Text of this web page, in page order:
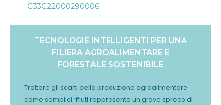
C33C22000290006
TECNOLOGIE INTELLIGENTI PER UNA
FILIERA AGROALIMENTARE E
FORESTALE SOSTENIBILE
Trattare gli scarti della produzione agroalimentare
come semplici rifiuti rappresenta un grave spreco di